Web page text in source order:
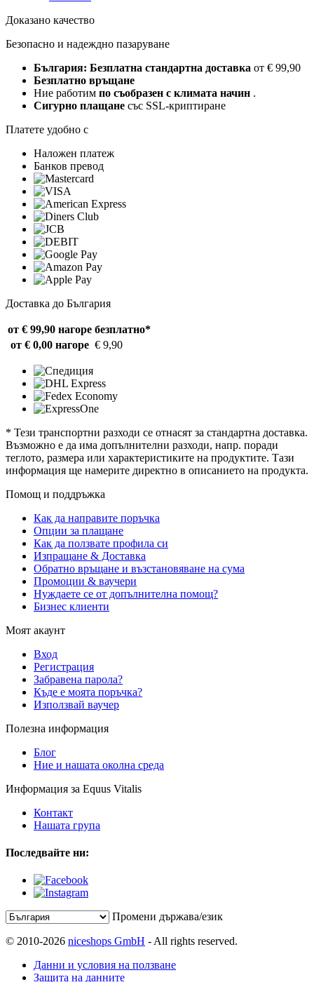
Доказано качество
Безопасно и надеждно пазаруване
България: Безплатна стандартна доставка от € 99,90
Безплатно връщане
Ние работим по съобразен с климата начин .
Сигурно плащане със SSL-криптиране
Платете удобно с
Наложен платеж
Банков превод
Доставка до България
от € 99,90 нагоре безплатно*
от € 0,00 нагоре € 9,90
* Тези транспортни разходи се отнасят за стандартна доставка.
Възможно е да има допълнителни разходи, напр. поради
теглото, размера или характеристиките на продуктите. Тази
информация ще намерите директно в описанието на продукта.
Помощ и поддръжка
Как да направите поръчка
Опции за плащане
Как да ползвате профила си
Изпращане & Доставка
Обратно връщане и възстановяване на сума
Промоции & ваучери
Нуждаете се от допълнителна помощ?
Бизнес клиенти
Моят акаунт
Вход
Регистрация
Забравена парола?
Къде е моята поръчка?
Използвай ваучер
Полезна информация
Блог
Ние и нашата околна среда
Информация за Equus Vitalis
Контакт
Нашата група
Последвайте ни:
Промени държава/език
© 2010-2026 niceshops GmbH - All rights reserved.
Данни и условия на ползване
Защита на данните